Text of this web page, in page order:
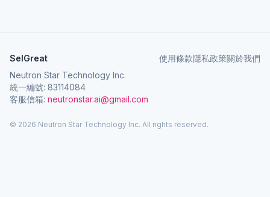
SelGreat
Neutron Star Technology Inc.
統一編號: 83114084
客服信箱: neutronstar.ai@gmail.com
使用條款隱私政策關於我們
© 2026 Neutron Star Technology Inc. All rights reserved.